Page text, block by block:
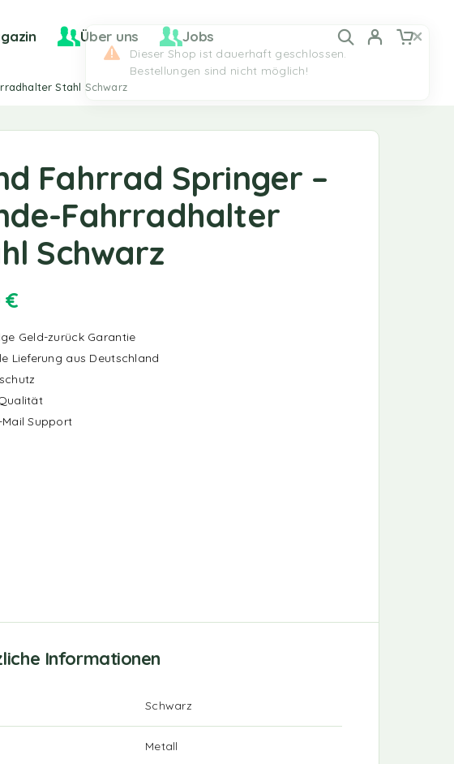
Über uns Jobs
Stahl Schwarz
Fahrrad Springer –
Fahrradhalter
Schwarz
€
Geld-zurück Garantie
Lieferung aus Deutschland
Mail Support
Informationen
Schwarz
Metall